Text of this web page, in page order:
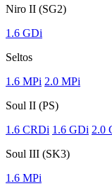
Niro II (SG2)
1.6 GDi
Seltos
1.6 MPi 2.0 MPi
Soul II (PS)
1.6 CRDi 1.6 GDi 2.0
Soul III (SK3)
1.6 MPi